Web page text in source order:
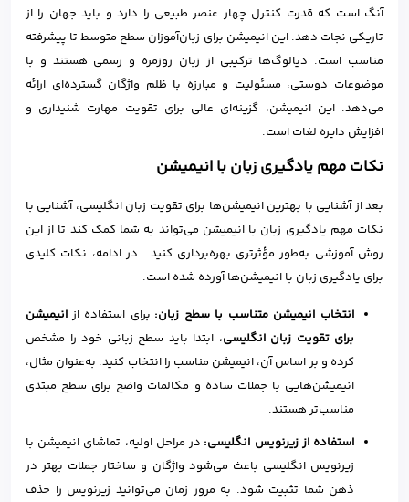
آنگ است که قدرت کنترل چهار عنصر طبیعی را دارد و باید جهان را از
تاریکی نجات دهد. این انیمیشن برای زبان‌آموزان سطح متوسط تا پیشرفته
مناسب است. دیالوگ‌ها ترکیبی از زبان روزمره و رسمی هستند و با
موضوعات دوستی، مسئولیت و مبارزه با ظلم واژگان گسترده‌ای ارائه
می‌دهد. این انیمیشن، گزینه‌ای عالی برای تقویت مهارت شنیداری و
افزایش دایره لغات است.
نکات مهم یادگیری زبان با انیمیشن
بعد از آشنایی با بهترین انیمیشن‌ها برای تقویت زبان انگلیسی، آشنایی با
نکات مهم یادگیری زبان با انیمیشن می‌تواند به شما کمک کند تا از این
روش آموزشی به‌طور مؤثرتری بهره‌برداری کنید. در ادامه، نکات کلیدی
برای یادگیری زبان با انیمیشن‌ها آورده شده است:
انتخاب انیمیشن متناسب با سطح زبان: برای استفاده از انیمیشن
برای تقویت زبان انگلیسی، ابتدا باید سطح زبانی خود را مشخص
کرده و بر اساس آن، انیمیشن مناسب را انتخاب کنید. به‌عنوان مثال،
انیمیشن‌هایی با جملات ساده و مکالمات واضح برای سطح مبتدی
مناسب‌تر هستند.
استفاده از زیرنویس انگلیسی: در مراحل اولیه، تماشای انیمیشن با
زیرنویس انگلیسی باعث می‌شود واژگان و ساختار جملات بهتر در
ذهن شما تثبیت شود. به مرور زمان می‌توانید زیرنویس را حذف